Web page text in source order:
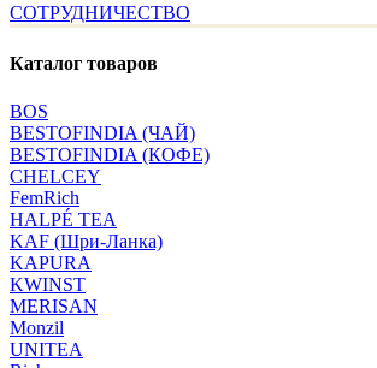
СОТРУДНИЧЕСТВО
Каталог товаров
BOS
BESTOFINDIA (ЧАЙ)
BESTOFINDIA (КОФЕ)
CHELCEY
FemRich
HALPÉ TEA
KAF (Шри-Ланка)
KAPURA
KWINST
MERISAN
Monzil
UNITEA